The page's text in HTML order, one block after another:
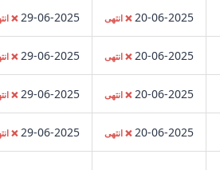
20-06-2025 ❌ انتهى 29-06-2025
❌
20-06-2025 ❌ انتهى 29-06-2025
❌
20-06-2025 ❌ انتهى 29-06-2025
❌
20-06-2025 ❌ انتهى 29-06-2025
❌